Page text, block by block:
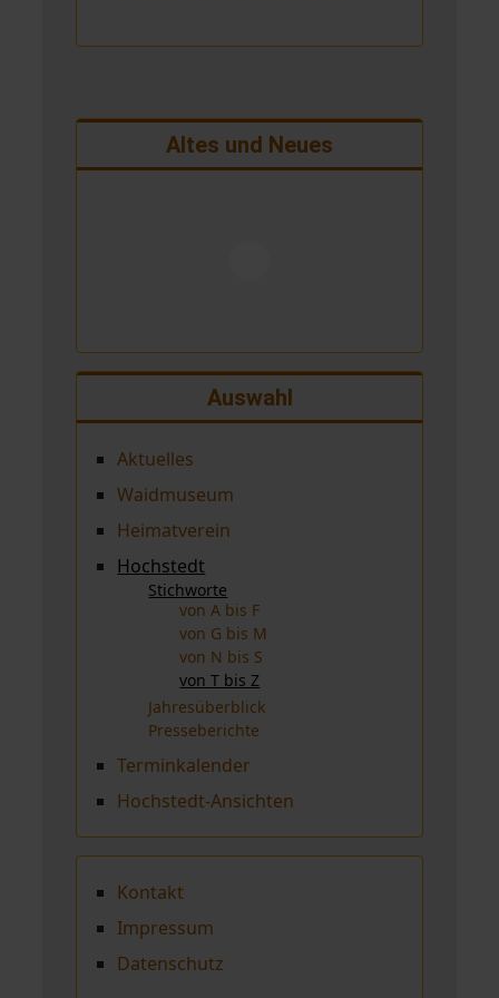
Altes und Neues
Auswahl
Aktuelles
Waidmuseum
Heimatverein
Hochstedt
Stichworte
von A bis F
von G bis M
von N bis S
von T bis Z
Jahresüberblick
Presseberichte
Terminkalender
Hochstedt-Ansichten
Kontakt
Impressum
Datenschutz